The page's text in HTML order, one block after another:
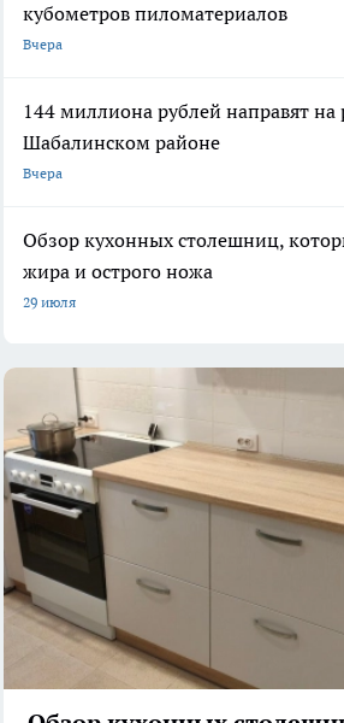
кубометров пиломатериалов
Вчера
144 миллиона рублей направят на
Шабалинском районе
Вчера
Обзор кухонных столешниц,
жира и острого ножа
29 июля